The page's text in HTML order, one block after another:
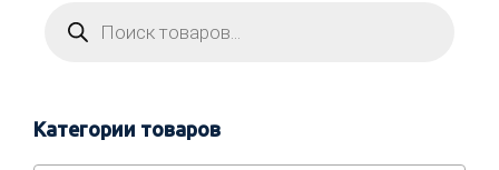
Категории товаров